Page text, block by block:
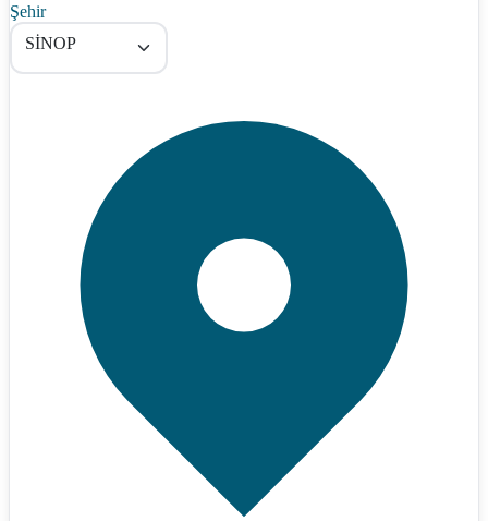
Şehir
SİNOP